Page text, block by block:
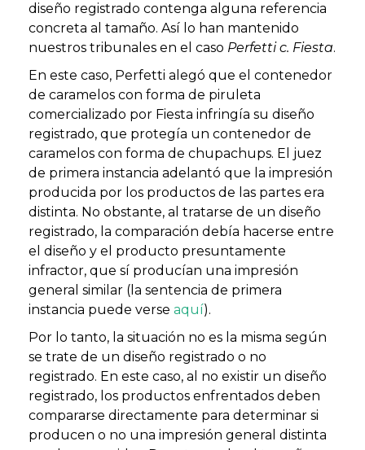
diseño registrado contenga alguna referencia
concreta al tamaño. Así lo han mantenido
nuestros tribunales en el caso Perfetti c. Fiesta.
En este caso, Perfetti alegó que el contenedor
de caramelos con forma de piruleta
comercializado por Fiesta infringía su diseño
registrado, que protegía un contenedor de
caramelos con forma de chupachups. El juez
de primera instancia adelantó que la impresión
producida por los productos de las partes era
distinta. No obstante, al tratarse de un diseño
registrado, la comparación debía hacerse entre
el diseño y el producto presuntamente
infractor, que sí producían una impresión
general similar (la sentencia de primera
instancia puede verse aquí).
Por lo tanto, la situación no es la misma según
se trate de un diseño registrado o no
registrado. En este caso, al no existir un diseño
registrado, los productos enfrentados deben
compararse directamente para determinar si
producen o no una impresión general distinta